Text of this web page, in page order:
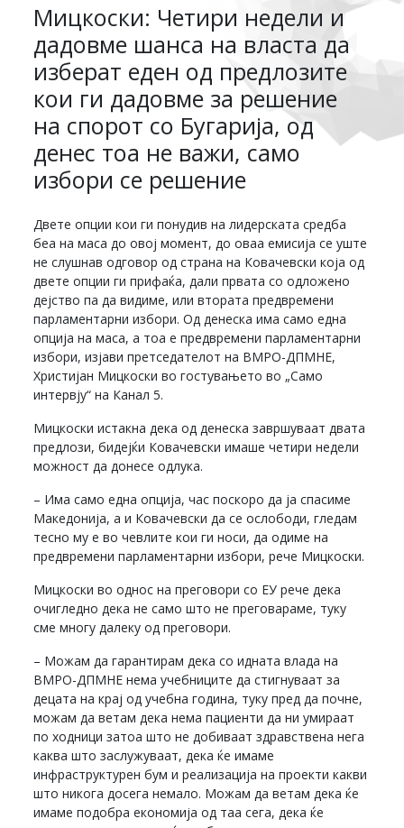
Мицкоски: Четири недели и
дадовме шанса на власта да
изберат еден од предлозите
кои ги дадовме за решение
на спорот со Бугарија, од
денес тоа не важи, само
избори се решение
Двете опции кои ги понудив на лидерската средба
беа на маса до овој момент, до оваа емисија се уште
не слушнав одговор од страна на Ковачевски која од
двете опции ги прифаќа, дали првата со одложено
дејство па да видиме, или втората предвремени
парламентарни избори. Од денеска има само една
опција на маса, а тоа е предвремени парламентарни
избори, изјави претседателот на ВМРО-ДПМНЕ,
Христијан Мицкоски во гостувањето во „Само
интервју“ на Канал 5.
Мицкоски истакна дека од денеска завршуваат двата
предлози, бидејќи Ковачевски имаше четири недели
можност да донесе одлука.
– Има само една опција, час поскоро да ја спасиме
Македонија, а и Ковачевски да се ослободи, гледам
тесно му е во чевлите кои ги носи, да одиме на
предвремени парламентарни избори, рече Мицкоски.
Мицкоски во однос на преговори со ЕУ рече дека
очигледно дека не само што не преговараме, туку
сме многу далеку од преговори.
– Можам да гарантирам дека со идната влада на
ВМРО-ДПМНЕ нема учебниците да стигнуваат за
децата на крај од учебна година, туку пред да почне,
можам да ветам дека нема пациенти да ни умираат
по ходници затоа што не добиваат здравствена нега
каква што заслужуваат, дека ќе имаме
инфраструктурен бум и реализација на проекти какви
што никога досега немало. Можам да ветам дека ќе
имаме подобра економија од таа сега, дека ќе